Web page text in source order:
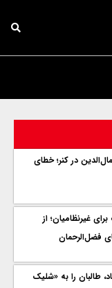
در کنر؛ خطای
غیرنظامیان؛ از
فضل‌الرحمان
طالبان را به «شلیک